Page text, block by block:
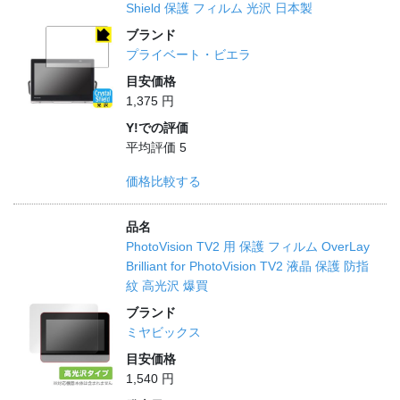
Shield 保護 フィルム 光沢 日本製
ブランド
プライベート・ビエラ
目安価格
1,375 円
Y!での評価
平均評価 5
価格比較する
品名
PhotoVision TV2 用 保護 フィルム OverLay
Brilliant for PhotoVision TV2 液晶 保護 防指
紋 高光沢 爆買
ブランド
ミヤビックス
目安価格
1,540 円